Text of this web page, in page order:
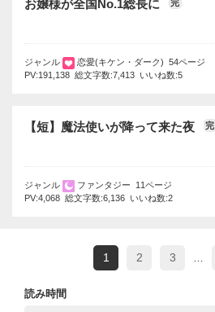
お嬢様が全国No.1総長に 完
ジャンル
恋愛(キケン・ダーク) 54ページ
PV:191,138 総文字数:7,413 いいね数:5
【短】魔法使いが降って来た夜 完
ジャンル
ファンタジー 11ページ
PV:4,068 総文字数:6,136 いいね数:2
1 2 3 …
読み時間